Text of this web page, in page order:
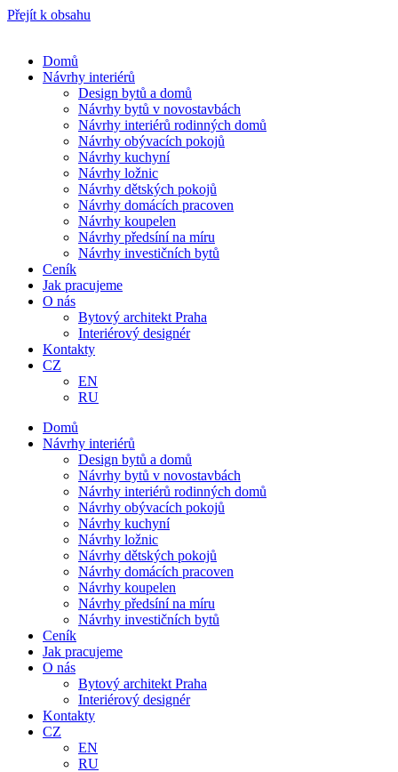
Přejít k obsahu
Domů
Návrhy interiérů
Design bytů a domů
Návrhy bytů v novostavbách
Návrhy interiérů rodinných domů
Návrhy obývacích pokojů
Návrhy kuchyní
Návrhy ložnic
Návrhy dětských pokojů
Návrhy domácích pracoven
Návrhy koupelen
Návrhy předsíní na míru
Návrhy investičních bytů
Ceník
Jak pracujeme
O nás
Bytový architekt Praha
Interiérový designér
Kontakty
CZ
EN
RU
Domů
Návrhy interiérů
Design bytů a domů
Návrhy bytů v novostavbách
Návrhy interiérů rodinných domů
Návrhy obývacích pokojů
Návrhy kuchyní
Návrhy ložnic
Návrhy dětských pokojů
Návrhy domácích pracoven
Návrhy koupelen
Návrhy předsíní na míru
Návrhy investičních bytů
Ceník
Jak pracujeme
O nás
Bytový architekt Praha
Interiérový designér
Kontakty
CZ
EN
RU